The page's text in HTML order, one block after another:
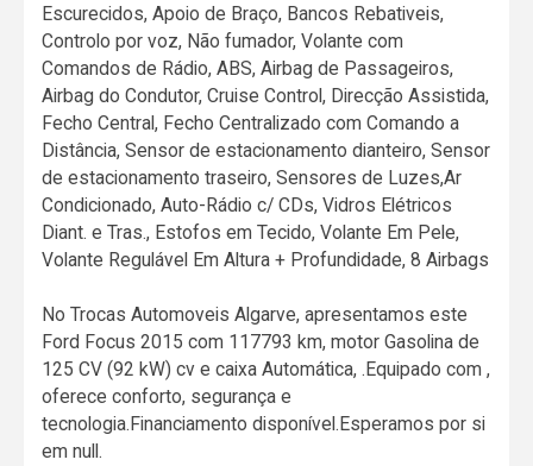
Escurecidos, Apoio de Braço, Bancos Rebativeis,
Controlo por voz, Não fumador, Volante com
Comandos de Rádio, ABS, Airbag de Passageiros,
Airbag do Condutor, Cruise Control, Direcção Assistida,
Fecho Central, Fecho Centralizado com Comando a
Distância, Sensor de estacionamento dianteiro, Sensor
de estacionamento traseiro, Sensores de Luzes,Ar
Condicionado, Auto-Rádio c/ CDs, Vidros Elétricos
Diant. e Tras., Estofos em Tecido, Volante Em Pele,
Volante Regulável Em Altura + Profundidade, 8 Airbags
No Trocas Automoveis Algarve, apresentamos este
Ford Focus 2015 com 117793 km, motor Gasolina de
125 CV (92 kW) cv e caixa Automática, .Equipado com ,
oferece conforto, segurança e
tecnologia.Financiamento disponível.Esperamos por si
em null.